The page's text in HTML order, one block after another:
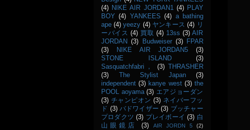
(4) NIKE AIR JORDAN1 (4) PLAY
BOY
(4) YANKEES (4) a bathing
ape (4) yeezy (4) ヤンキース (4) リ
ーバイス (4) 買取 (4) 13ss (3) AIR
JORDAN (3) Budweiser (3)
FPAR
(3)
NIKE AIR JORDAN5
(3)
STONE ISLAND
(3)
Sasquatchfabri，
(3)
THRASHER
(3)
The Stylist Japan
(3)
independent (3) kanye west (3) the
POOL aoyama (3) エアジョーダン
(3) チャンピオン (3) ネイバーフッ
ド (3) バドワイザー (3) ブッチャー
プロダクツ (3) プレイボーイ (3) 白
山眼鏡店
(3) AIR JORDN 5
(2)